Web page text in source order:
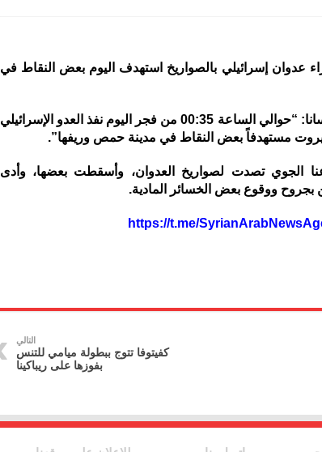
إسرائيلي بالصواريخ استهدف اليوم بعض النقاط في
وقال مصدر عسكري في تصريح لسانا: “حوالي الساعة 00:35 من فجر اليوم نفذ العدو الإسرائيلي
مستهدفاً بعض النقاط في مدينة حمص وريفها”.
الجوي تصدت لصواريخ العدوان، وأسقطت بعضها، وأدى
ووقوع بعض الخسائر المادية.
التالي
كفيتوفا تتوج ببطولة ميامي للتنس
بفوزها على ريباكينا